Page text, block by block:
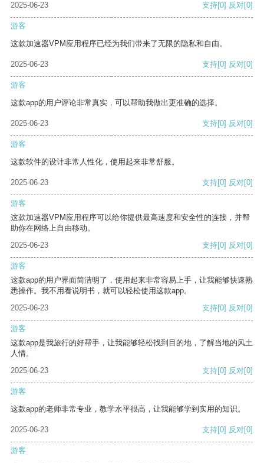
2025-06-23 支持[0] 反对[0]
游客
这款加速器VPM应用程序已经为我们带来了无限的隐私和自由。
2025-06-23 支持[0] 反对[0]
游客
这款app的用户评论非常真实，可以帮助我做出更准确的选择。
2025-06-23 支持[0] 反对[0]
游客
这款软件的设计非常人性化，使用起来非常舒服。
2025-06-23 支持[0] 反对[0]
游客
这款加速器VPM应用程序可以给你提供最高速度和安全性的连接，并帮
助你在网络上自由移动。
2025-06-23
支持[0] 反对[0]
游客
这款app的用户界面简洁明了，使用起来非常容易上手，让我能够快速熟
悉操作。我不用看说明书，就可以轻松使用这款app。
2025-06-23
支持[0] 反对[0]
游客
这款app是我旅行的好帮手，让我能够轻松找到目的地，了解当地的风土
人情。
2025-06-23
支持[0] 反对[0]
游客
这款app的老师非常专业，教学水平很高，让我能够学到实用的知识。
2025-06-23 支持[0] 反对[0]
游客